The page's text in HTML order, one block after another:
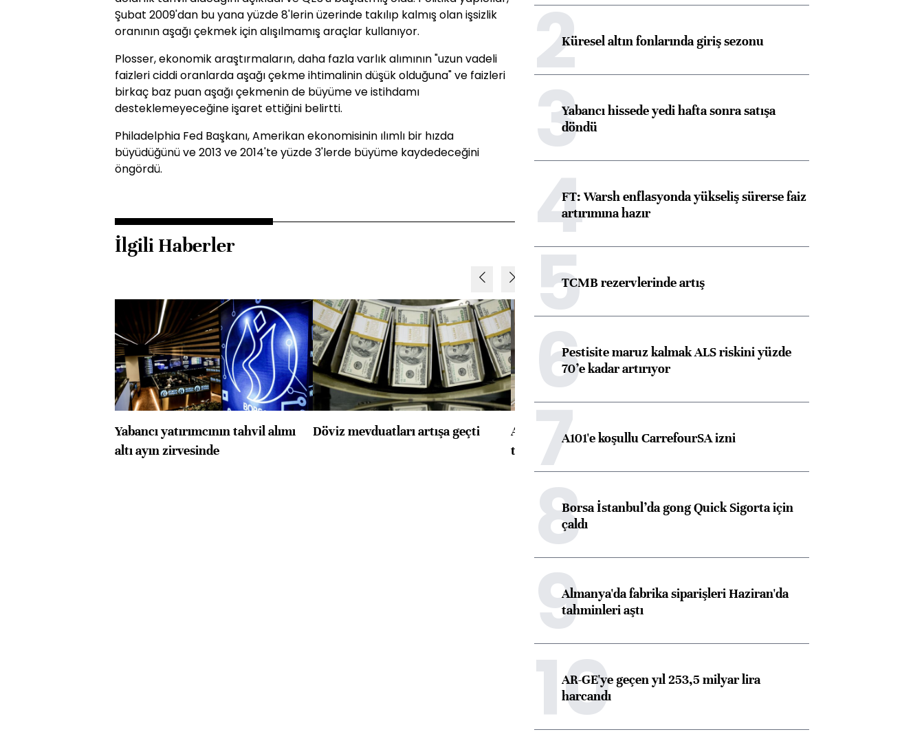
Şubat 2009'dan bu yana yüzde 8'lerin üzerinde takılıp kalmış olan işsizlik
oranının aşağı çekmek için alışılmamış araçlar kullanıyor.
Plosser, ekonomik araştırmaların, daha fazla varlık alımının "uzun vadeli
faizleri ciddi oranlarda aşağı çekme ihtimalinin düşük olduğuna" ve faizleri
birkaç baz puan aşağı çekmenin de büyüme ve istihdamı
desteklemeyeceğine işaret ettiğini belirtti.
Philadelphia Fed Başkanı, Amerikan ekonomisinin ılımlı bir hızda
büyüdüğünü ve 2013 ve 2014'te yüzde 3'lerde büyüme kaydedeceğini
öngördü.
İlgili Haberler
Yabancı yatırımcının tahvil alımı
altı ayın zirvesinde
Döviz mevduatları artışa geçti
ABD'de konut başlangıçları
toparlandı
Almanya, Commerzbank
görüşmelere hazırlanıyor
2Küresel altın fonlarında giriş sezonu
3Yabancı hissede yedi hafta sonra satışa
döndü
4FT: Warsh enflasyonda yükseliş sürerse faiz
artırımına hazır
5TCMB rezervlerinde artış
6Pestisite maruz kalmak ALS riskini yüzde
70’e kadar artırıyor
7A101'e koşullu CarrefourSA izni
8Borsa İstanbul’da gong Quick Sigorta için
çaldı
9Almanya'da fabrika siparişleri Haziran'da
tahminleri aştı
10
AR-GE'ye geçen yıl 253,5 milyar lira
harcandı